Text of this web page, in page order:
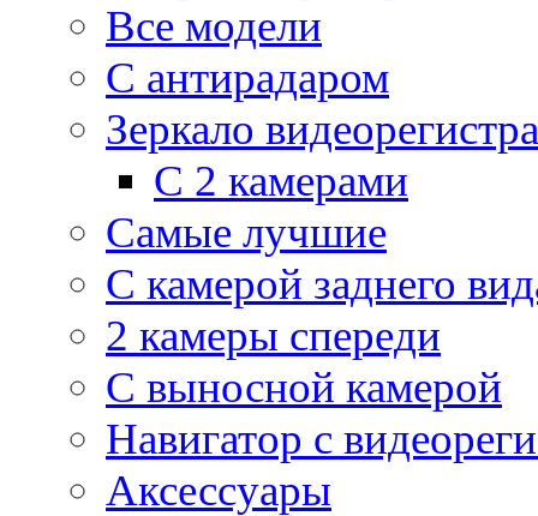
Все модели
C антирадаром
Зеркало
С 2 камерами
Самые лучшие
С камерой заднего
2 камеры спереди
С выносной камерой
Навигатор с
Аксессуары